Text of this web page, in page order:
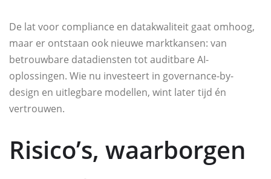
De lat voor compliance en datakwaliteit gaat omhoog,
maar er ontstaan ook nieuwe marktkansen: van
betrouwbare datadiensten tot auditbare AI-
oplossingen. Wie nu investeert in governance-by-
design en uitlegbare modellen, wint later tijd én
vertrouwen.
Risico’s, waarborgen